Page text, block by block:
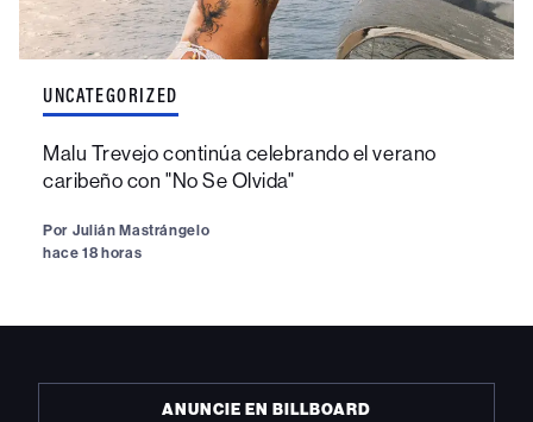
UNCATEGORIZED
Malu Trevejo continúa celebrando el verano
caribeño con "No Se Olvida"
Por Julián Mastrángelo
hace 18 horas
ANUNCIE EN BILLBOARD